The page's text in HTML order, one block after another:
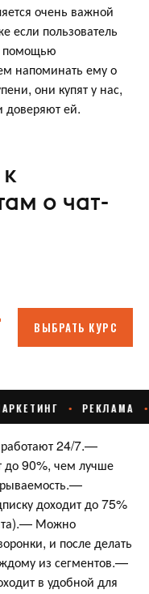
очень важной
если пользователь
помощью
напоминать ему о
они купят у нас,
доверяют ей.
о чат-
24/7.—
до 90%, чем лучше
доходит до 75%
Можно
и после делать
из сегментов.—
в удобной для